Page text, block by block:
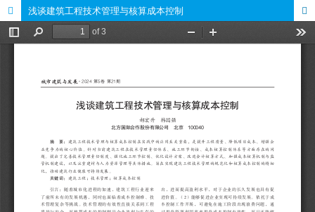
浅谈建筑工程技术管理与核算成本控制